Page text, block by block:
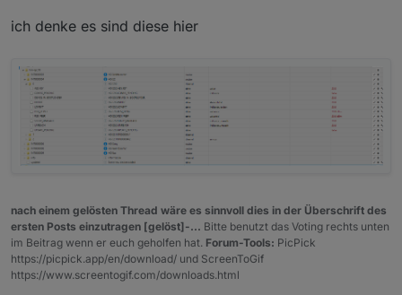
ich denke es sind diese hier
nach einem gelösten Thread wäre es sinnvoll dies in der Überschrift des
ersten Posts einzutragen [gelöst]-... Bitte benutzt das Voting rechts unten
im Beitrag wenn er euch geholfen hat. Forum-Tools: PicPick
https://picpick.app/en/download/ und ScreenToGif
https://www.screentogif.com/downloads.html